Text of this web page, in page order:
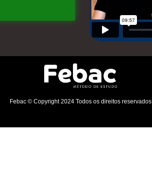
Febac © Copyright 2024 Todos os direitos reservados